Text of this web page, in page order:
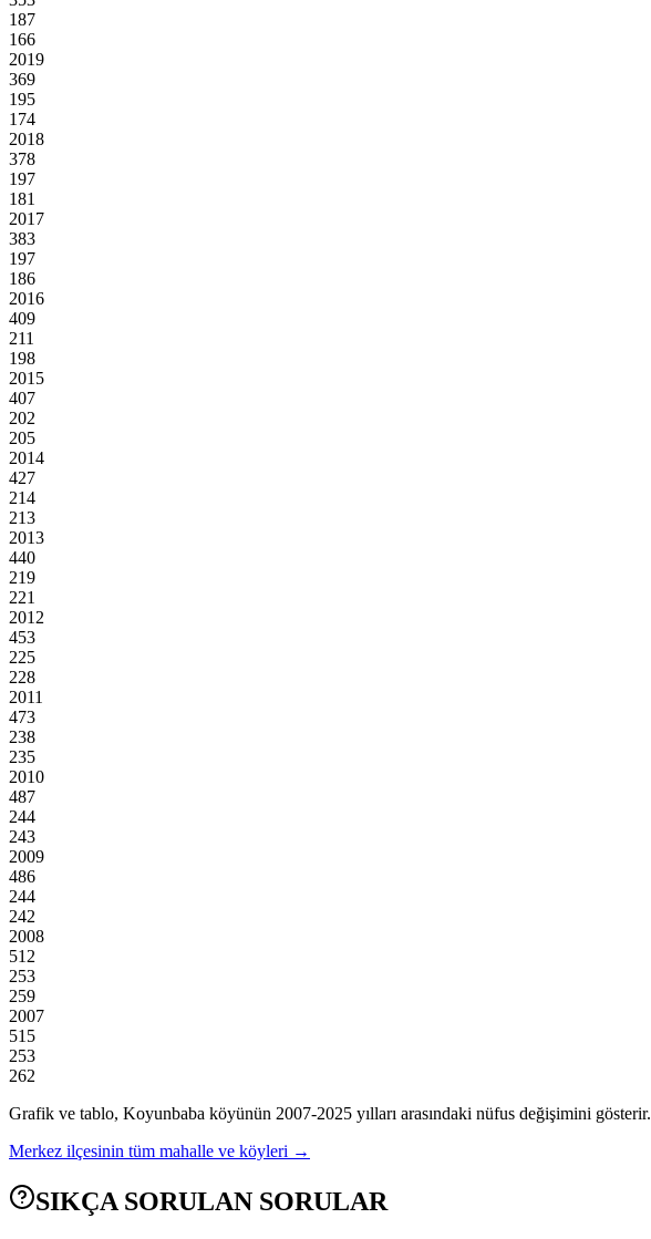
187
166
2019
369
195
174
2018
378
197
181
2017
383
197
186
2016
409
211
198
2015
407
202
205
2014
427
214
213
2013
440
219
221
2012
453
225
228
2011
473
238
235
2010
487
244
243
2009
486
244
242
2008
512
253
259
2007
515
253
262
Grafik ve tablo, Koyunbaba köyünün 2007-2025 yılları arasındaki nüfus değişimini gösterir.
Merkez ilçesinin tüm mahalle ve köyleri →
SIKÇA SORULAN SORULAR